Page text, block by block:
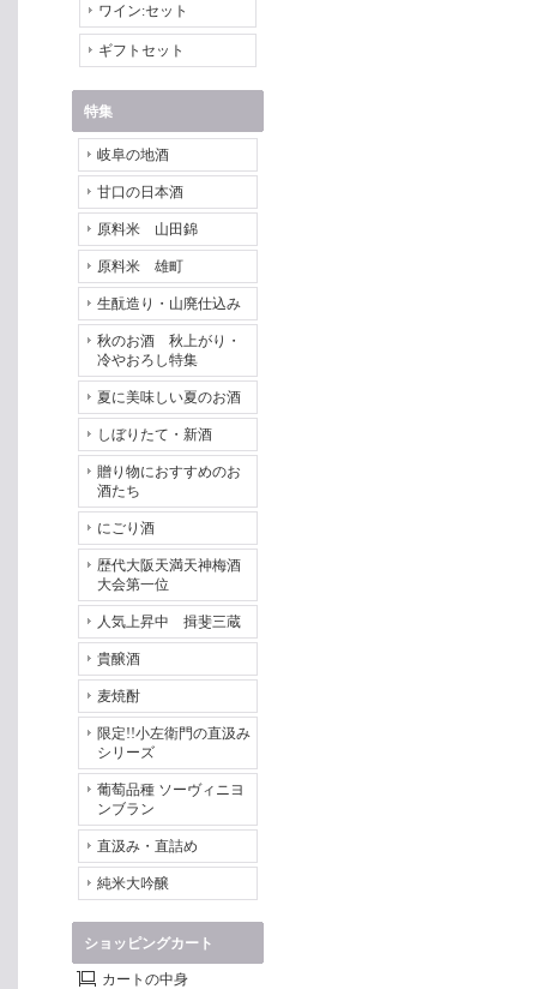
ワイン:セット
ギフトセット
特集
岐阜の地酒
甘口の日本酒
原料米 山田錦
原料米 雄町
生酛造り・山廃仕込み
秋のお酒 秋上がり・
冷やおろし特集
夏に美味しい夏のお酒
しぼりたて・新酒
贈り物におすすめのお
酒たち
にごり酒
歴代大阪天満天神梅酒
大会第一位
人気上昇中 揖斐三蔵
貴醸酒
麦焼酎
限定!!小左衛門の直汲み
シリーズ
葡萄品種 ソーヴィニヨ
ンブラン
直汲み・直詰め
純米大吟醸
ショッピングカート
カートの中身